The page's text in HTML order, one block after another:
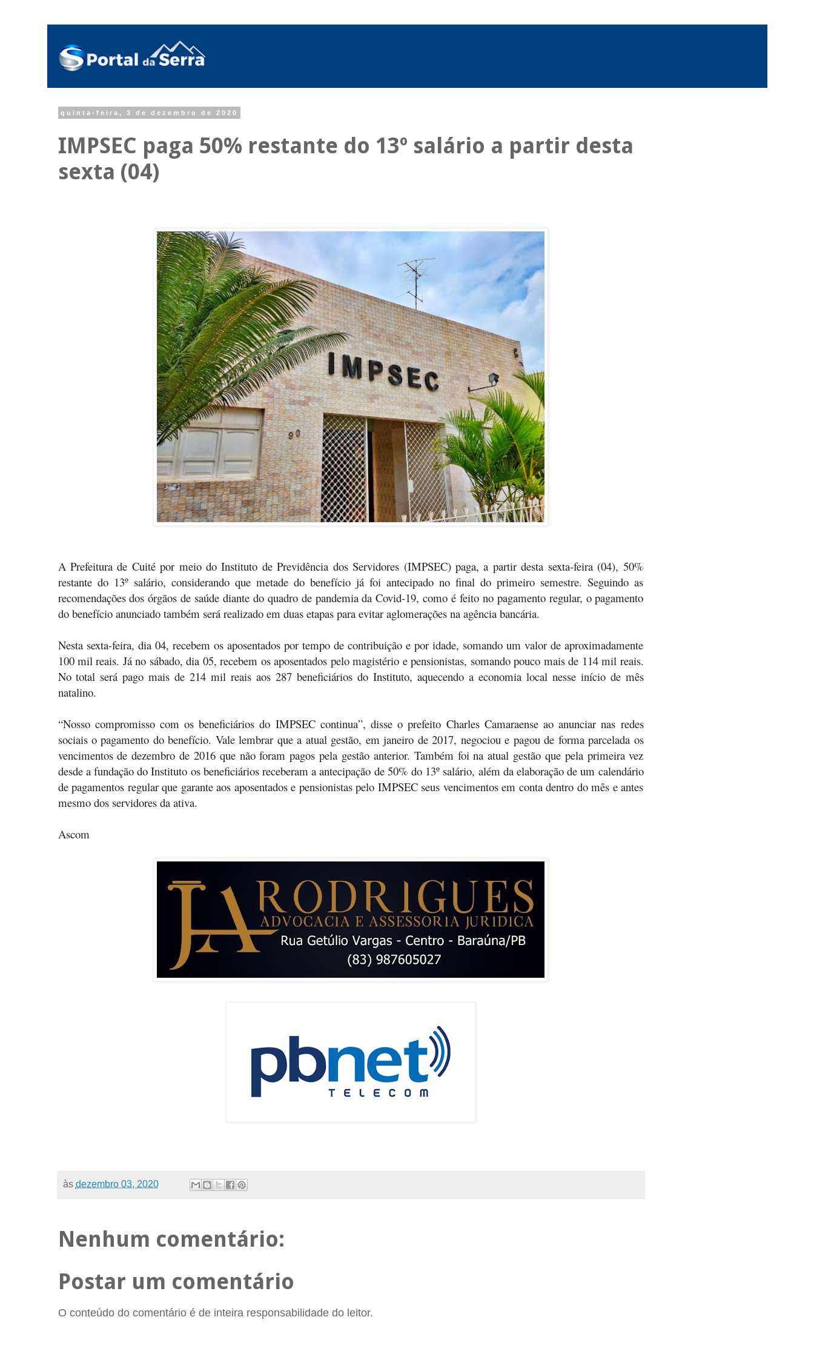
quinta-feira, 3 de dezembro de 2020
IMPSEC paga 50% restante do 13º salário a partir desta
sexta (04)
A Prefeitura de Cuité por meio do Instituto de Previdência dos Servidores (IMPSEC) paga, a partir desta sexta-feira (04), 50%
restante do 13º salário, considerando que metade do benefício já foi antecipado no final do primeiro semestre. Seguindo as
recomendações dos órgãos de saúde diante do quadro de pandemia da Covid-19, como é feito no pagamento regular, o pagamento
do benefício anunciado também será realizado em duas etapas para evitar aglomerações na agência bancária.
Nesta sexta-feira, dia 04, recebem os aposentados por tempo de contribuição e por idade, somando um valor de aproximadamente
100 mil reais. Já no sábado, dia 05, recebem os aposentados pelo magistério e pensionistas, somando pouco mais de 114 mil reais.
No total será pago mais de 214 mil reais aos 287 beneficiários do Instituto, aquecendo a economia local nesse início de mês
natalino.
“Nosso compromisso com os beneficiários do IMPSEC continua”, disse o prefeito Charles Camaraense ao anunciar nas redes
sociais o pagamento do benefício. Vale lembrar que a atual gestão, em janeiro de 2017, negociou e pagou de forma parcelada os
vencimentos de dezembro de 2016 que não foram pagos pela gestão anterior. Também foi na atual gestão que pela primeira vez
desde a fundação do Instituto os beneficiários receberam a antecipação de 50% do 13º salário, além da elaboração de um calendário
de pagamentos regular que garante aos aposentados e pensionistas pelo IMPSEC seus vencimentos em conta dentro do mês e antes
mesmo dos servidores da ativa.
Ascom
às dezembro 03, 2020
Nenhum comentário:
Postar um comentário
O conteúdo do comentário é de inteira responsabilidade do leitor.